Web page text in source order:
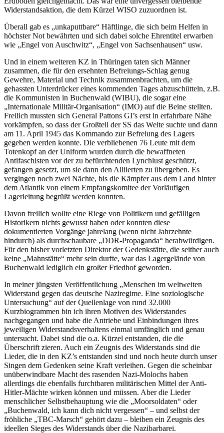
Widerstandsaktion, die dem Kürzel WISO zuzuordnen ist.
Überall gab es „unkaputtbare“ Häftlinge, die sich beim Helfen in
höchster Not bewährten und sich dabei solche Ehrentitel erwarben
wie „Engel von Auschwitz“, „Engel von Sachsenhausen“ usw.
Und in einem weiteren KZ in Thüringen taten sich Männer
zusammen, die für den ersehnten Befreiungs-Schlag genug
Gewehre, Material und Technik zusammenbrachten, um die
gehassten Unterdrücker eines kommenden Tages abzuschütteln, z.B.
die Kommunisten in Buchenwald (WIBU), die sogar eine
„Internationale Militär-Organisation“ (IMO) auf die Beine stellten.
Freilich mussten sich General Pattons GI’s erst in erfahrbare Nähe
vorkämpfen, so dass der Großteil der SS das Weite suchte und dann
am 11. April 1945 das Kommando zur Befreiung des Lagers
gegeben werden konnte. Die verbliebenen 76 Leute mit dem
Totenkopf an der Uniform wurden durch die bewaffneten
Antifaschisten vor der zu befürchtenden Lynchlust geschützt,
gefangen gesetzt, um sie dann den Alliierten zu übergeben. Es
vergingen noch zwei Nächte, bis die Kämpfer aus dem Land hinter
dem Atlantik von einem Empfangskomitee der Vorläufigen
Lagerleitung begrüßt werden konnten.
Davon freilich wollte eine Riege von Politikern und gefälligen
Historikern nichts gewusst haben oder konnten diese
dokumentierten Vorgänge jahrelang (wenn nicht Jahrzehnte
hindurch) als durchschaubare „DDR-Propaganda“ herabwürdigen.
Für den bisher vorletzten Direktor der Gedenkstätte, die seither auch
keine „Mahnstätte“ mehr sein durfte, war das Lagergelände von
Buchenwald lediglich ein großer Friedhof geworden.
In meiner jüngsten Veröffentlichung „Menschen im weltweiten
Widerstand gegen das deutsche Naziregime. Eine soziologische
Untersuchung“ auf der Quellenlage von rund 32.000
Kurzbiogrammen bin ich ihren Motiven des Widerstandes
nachgegangen und habe die Antriebe und Einbindungen ihres
jeweiligen Widerstandsverhaltens einmal umfänglich und genau
untersucht. Dabei sind die o.a. Kürzel entstanden, die die
Überschrift zieren. Auch ein Zeugnis des Widerstands sind die
Lieder, die in den KZ’s entstanden sind und noch heute durch unser
Singen dem Gedenken seine Kraft verleihen. Gegen die scheinbar
unüberwindbare Macht des rasenden Nazi-Molochs haben
allerdings die ebenfalls furchtbaren militärischen Mittel der Anti-
Hitler-Mächte wirken können und müssen. Aber die Lieder
menschlicher Selbstbehauptung wie die „Moorsoldaten“ oder
„Buchenwald, ich kann dich nicht vergessen“ – und selbst der
fröhliche „TBC-Marsch“ gehört dazu – bleiben ein Zeugnis des
ideellen Sieges des Widerstands über die Nazibarbarei.